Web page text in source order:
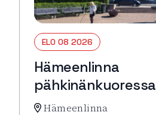
ELO 08 2026
Hämeenlinna
pähkinänkuoressa
Hämeenlinna